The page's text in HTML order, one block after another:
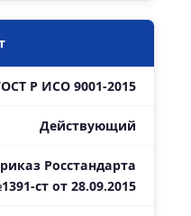
Р ИСО 9001-2015
Действующий
Росстандарта
ст от 28.09.2015